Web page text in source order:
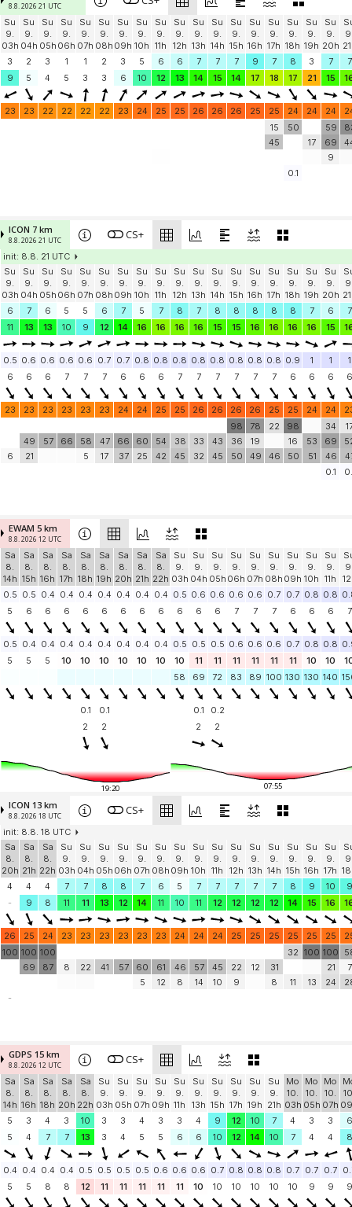
8.8. 2026 21 UTC
Su
9.
03h
Su
9.
04h
Su
9.
05h
Su
9.
06h
Su
9.
07h
Su
9.
08h
Su
9.
09h
Su
9.
10h
Su
9.
11h
Su
9.
12h
Su
9.
13h
Su
9.
14h
Su
9.
15h
Su
9.
16h
Su
9.
17h
Su
9.
18h
Su
9.
19h
Su
9.
20h
3
2 3 1 1 2 3 5 6 6 7 7 7 9 7 8 3 7
7
9
5 4 5 3 3 6 10 12 13 14 15 14 17 18 17 21 15
23 23 22 22 22 22 23 24 25 25 26 26 26 25 25 24 24 24
15
45
50
17
59
69
9
0.1
ICON 7 km
8.8. 2026 21 UTC CS+
init: 8.8. 21 UTC
Su
9.
03h
Su
9.
04h
Su
9.
05h
Su
9.
06h
Su
9.
07h
Su
9.
08h
Su
9.
09h
Su
9.
10h
Su
9.
11h
Su
9.
12h
Su
9.
13h
Su
9.
14h
Su
9.
15h
Su
9.
16h
Su
9.
17h
Su
9.
18h
Su
9.
19h
Su
9.
20h
6
7 6 5 5 6 7 5 7 8 7 8 8 8 8 8 7 6
7
11
13 13 10 9 12 14 16 16 16 16 15 15 16 16 16 16 15
0.5 0.6 0.6 0.6 0.6 0.7 0.7 0.8 0.8 0.8 0.8 0.8 0.8 0.8 0.8 0.9 1 1
1
6
6 6 7 7 7 6 6 6 7 7 7 7 7 7 6 6 6 6
23 23 23 23 23 23 24 24 25 25 26 26 26 26 25 25 24 24
6
49
21
57 66
58
5
47
17
66
37
60
25
54
42
38
45
33
32
43
45
98
36
50
78
19
49
22
46
98
16
50
53
51
34
69
46
0.1
EWAM 5 km
8.8. 2026 12 UTC
Sa
8.
14h
Sa
8.
15h
Sa
8.
16h
Sa
8.
17h
Sa
8.
18h
Sa
8.
19h
Sa
8.
20h
Sa
8.
21h
Sa
8.
22h
Su
9.
03h
Su
9.
04h
Su
9.
05h
Su
9.
06h
Su
9.
07h
Su
9.
08h
Su
9.
09h
Su
9.
10h
Su
9.
11h
0.5 0.5 0.4 0.4 0.4 0.4 0.4 0.4 0.4 0.5 0.6 0.6 0.6 0.6 0.7 0.7 0.8 0.8
5
6 6 6 6 6 6 6 6 6 6 6 7 7 7 6 6 6 7
0.5 0.4 0.4 0.4 0.4 0.4 0.4 0.4 0.4 0.5 0.5 0.5 0.6 0.6 0.6 0.7 0.8 0.8
5
5 5 10 10 10 10 10 10 10 11 11 11 11 11 11 10 10
58
69 72 83 89 100 130 130 140
0.1 0.1 0.1
0.2
2
2 2 2
19:20 07:55
ICON 13 km
8.8. 2026 18 UTC CS+
init: 8.8. 18 UTC
Sa
8.
20h
Sa
8.
21h
Sa
8.
22h
Su
9.
03h
Su
9.
04h
Su
9.
05h
Su
9.
06h
Su
9.
07h
Su
9.
08h
Su
9.
09h
Su
9.
10h
Su
9.
11h
Su
9.
12h
Su
9.
13h
Su
9.
14h
Su
9.
15h
Su
9.
16h
Su
9.
17h
4
4 4 7 7 8 8 7 6 5 7 7 7 7 7 8 9 10
9
-
9 8 11 11 13 12 14 11 10 11 12 12 12 12 14 15 16
26 25 24 23 23 23 23 23 23 24 24 24 25 25 25 25 25 25
100 100
69
100
87
8 22 41 57
60
5
61
12
46
8
57
14
45
10
22
9
12
31
8
32
11
100
13
100
21
24
7
-
GDPS 15 km
8.8. 2026 12 UTC CS+
Sa
8.
14h
Sa
8.
16h
Sa
8.
18h
Sa
8.
20h
Sa
8.
22h
Su
9.
03h
Su
9.
05h
Su
9.
07h
Su
9.
09h
Su
9.
11h
Su
9.
13h
Su
9.
15h
Su
9.
17h
Su
9.
19h
Su
9.
21h
Mo
10.
03h
Mo
10.
05h
Mo
10.
07h
5
3 4 3 10 3 3 4 3 3 4 9 12 10 7 4 3 3
6
5
4 7 7 13 3 4 5 5 6 6 10 12 14 10 7 4 4 8
0.4 0.4 0.4 0.4 0.5 0.5 0.5 0.5 0.6 0.6 0.6 0.7 0.8 0.8 0.8 0.7 0.7 0.7
5
5 8 8 12 11 11 11 11 11 10 10 10 10 10 10 9 9 9